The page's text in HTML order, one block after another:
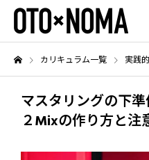
カリキュラム一覧 実践
マスタリングの下
２Mixの作り方と注